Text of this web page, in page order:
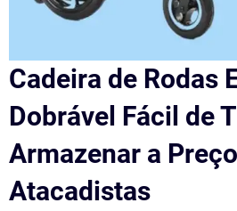
Cadeira de Rodas
Dobrável Fácil de
Armazenar a
Atacadistas